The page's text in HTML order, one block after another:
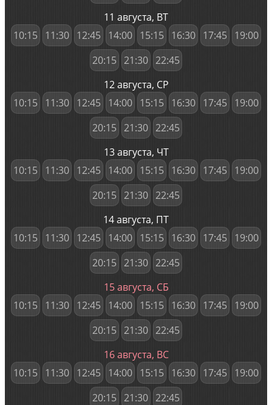
11 августа, ВТ
10:15 11:30 12:45 14:00 15:15 16:30 17:45 19:00
20:15 21:30 22:45
12 августа, СР
10:15 11:30 12:45 14:00 15:15 16:30 17:45 19:00
20:15 21:30 22:45
13 августа, ЧТ
10:15 11:30 12:45 14:00 15:15 16:30 17:45 19:00
20:15 21:30 22:45
14 августа, ПТ
10:15 11:30 12:45 14:00 15:15 16:30 17:45 19:00
20:15 21:30 22:45
15 августа, СБ
10:15 11:30 12:45 14:00 15:15 16:30 17:45 19:00
20:15 21:30 22:45
16 августа, ВС
10:15 11:30 12:45 14:00 15:15 16:30 17:45 19:00
20:15 21:30 22:45